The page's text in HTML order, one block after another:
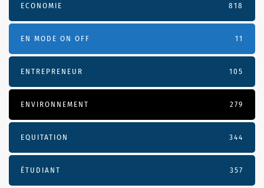
ECONOMIE 818
EN MODE ON OFF 11
ENTREPRENEUR 105
ENVIRONNEMENT 279
EQUITATION 344
ÉTUDIANT 357